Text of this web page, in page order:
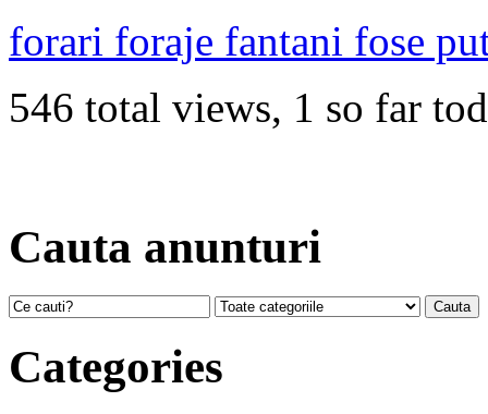
forari foraje fantani fose
546 total views, 1 so far
Cauta anunturi
Categories